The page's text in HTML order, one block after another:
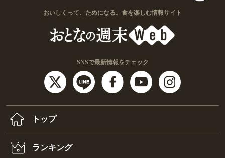
おいしくって、ためになる。食を楽しむ情報サイト
SNSで最新情報をチェック
トップ
ランキング